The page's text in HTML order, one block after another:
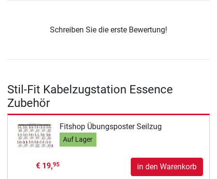
Schreiben Sie die erste Bewertung!
Stil-Fit Kabelzugstation Essence
Zubehör
Fitshop Übungsposter Seilzug
Auf Lager
€ 19,95 in den Warenkorb